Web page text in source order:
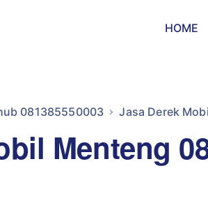
HOME
081385550003 Jasa Derek
Menteng